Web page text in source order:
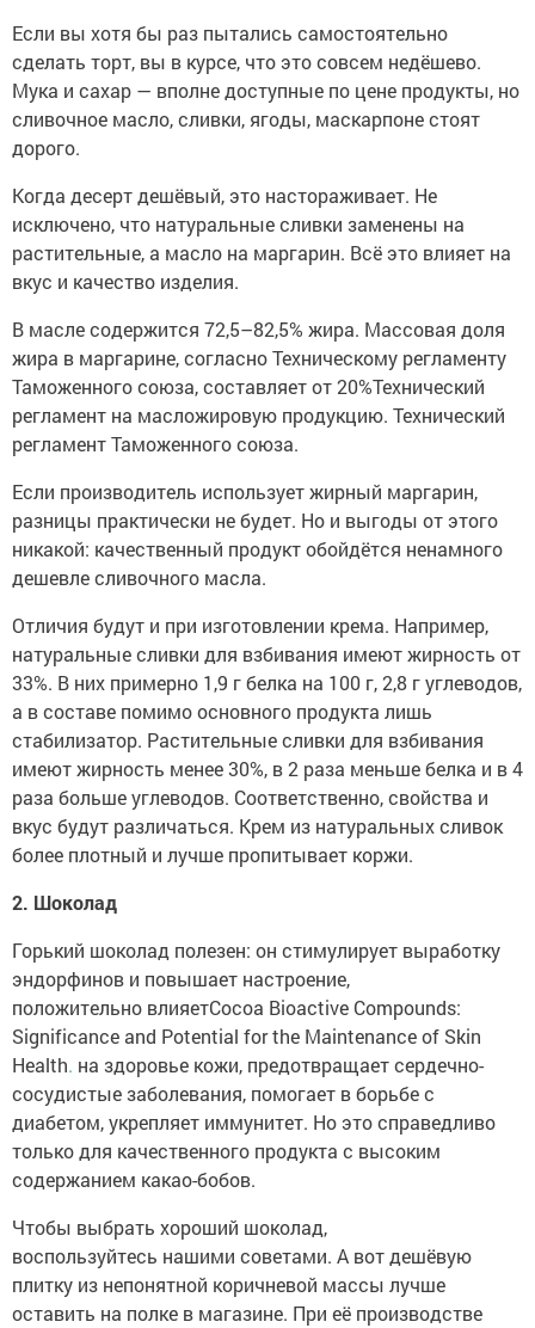
Если вы хотя бы раз пытались самостоятельно
сделать торт, вы в курсе, что это совсем недёшево.
Мука и сахар — вполне доступные по цене продукты, но
сливочное масло, сливки, ягоды, маскарпоне стоят
дорого.
Когда десерт дешёвый, это настораживает. Не
исключено, что натуральные сливки заменены на
растительные, а масло на маргарин. Всё это влияет на
вкус и качество изделия.
В масле содержится 72,5–82,5% жира. Массовая доля
жира в маргарине, согласно Техническому регламенту
Таможенного союза, составляет от 20%Технический
регламент на масложировую продукцию. Технический
регламент Таможенного союза.
Если производитель использует жирный маргарин,
разницы практически не будет. Но и выгоды от этого
никакой: качественный продукт обойдётся ненамного
дешевле сливочного масла.
Отличия будут и при изготовлении крема. Например,
натуральные сливки для взбивания имеют жирность от
33%. В них примерно 1,9 г белка на 100 г, 2,8 г углеводов,
а в составе помимо основного продукта лишь
стабилизатор. Растительные сливки для взбивания
имеют жирность менее 30%, в 2 раза меньше белка и в 4
раза больше углеводов. Соответственно, свойства и
вкус будут различаться. Крем из натуральных сливок
более плотный и лучше пропитывает коржи.
2. Шоколад
Горький шоколад полезен: он стимулирует выработку
эндорфинов и повышает настроение,
положительно влияетCocoa Bioactive Compounds:
Significance and Potential for the Maintenance of Skin
Health. на здоровье кожи, предотвращает сердечно-
сосудистые заболевания, помогает в борьбе с
диабетом, укрепляет иммунитет. Но это справедливо
только для качественного продукта с высоким
содержанием какао-бобов.
Чтобы выбрать хороший шоколад,
воспользуйтесь нашими советами. А вот дешёвую
плитку из непонятной коричневой массы лучше
оставить на полке в магазине. При её производстве